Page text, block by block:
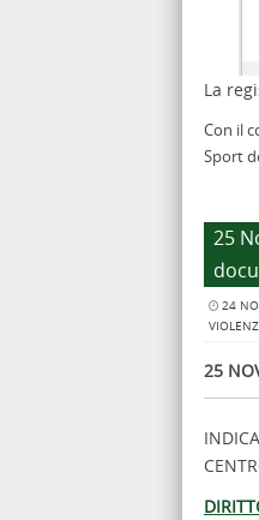
La
Con il
Sport
25
24
25